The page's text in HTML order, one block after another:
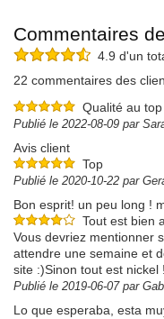
Commentaires
4.9 d'un
22 commentaires des
Qualité au
Publié le 2022-08-09 par
Avis client
Top
Publié le 2020-10-22 par
Bon esprit! un peu long !
Tout est bien
Vous devriez mentionner
attendre une semaine et
site :)Sinon tout est nickel !
Publié le 2019-06-07 par
Lo que esperaba, esta